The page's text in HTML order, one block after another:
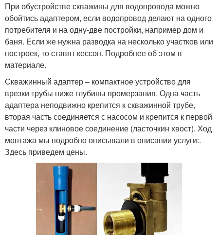
При обустройстве скважины для водопровода можно
обойтись адаптером, если водопровод делают на одного
потребителя и на одну-две постройки, например дом и
баня. Если же нужна разводка на несколько участков или
построек, то ставят кессон. Подробнее об этом в
материале.
Скважинный адаптер – компактное устройство для
врезки трубы ниже глубины промерзания. Одна часть
адаптера неподвижно крепится к скважинной трубе,
вторая часть соединяется с насосом и крепится к первой
части через клиновое соединение (ласточкин хвост). Ход
монтажа мы подробно описывали в описании услуги:.
Здесь приведем цены.